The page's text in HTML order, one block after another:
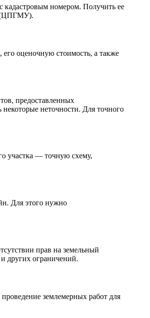
кадастровым номером. Получить ее
(ЦПГМУ).
оценочную стоимость, а также
предоставленных
неточности. Для точного
участка — точную схему,
Для этого нужно
прав на земельный
и других ограничений.
проведение землемерных работ для